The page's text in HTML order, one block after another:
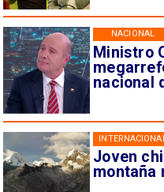
Ministro
nacional
NACIONAL
Joven
montaña